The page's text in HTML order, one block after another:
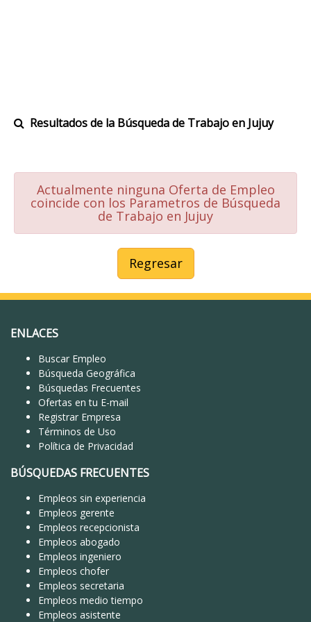
Resultados de la Búsqueda de Trabajo en Jujuy
Actualmente ninguna Oferta de Empleo
coincide con los Parametros de Búsqueda
de Trabajo en Jujuy
Regresar
ENLACES
Buscar Empleo
Búsqueda Geográfica
Búsquedas Frecuentes
Ofertas en tu E-mail
Registrar Empresa
Términos de Uso
Política de Privacidad
BÚSQUEDAS FRECUENTES
Empleos sin experiencia
Empleos gerente
Empleos recepcionista
Empleos abogado
Empleos ingeniero
Empleos chofer
Empleos secretaria
Empleos medio tiempo
Empleos asistente